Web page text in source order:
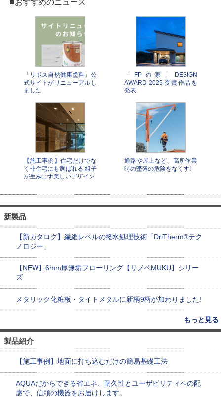
■おすすめのニュース
「リボス自然健康塗料」公
式サイトがリニューアルし
ました
「FPの家」DESIGN
AWARD 2025 受賞作品を
発表
【施工事例】住宅だけでな
く非住宅にも選ばれる 組子
が生み出す美しいデザイン
通路や屋上など、高所作業
時の墜落の危険をなくす!
新製品
【新カタログ】繊維レベルの撥水処理技術「DriTherm®テク
ノロジー」
【NEW】6mm厚無垢フローリング【リノベMUKU】シリー
ズ
メタリック化粧板・タイトメタルに新柄9柄が加わりました!
もっと見る
製品紹介
【施工事例】地面に打ち込むだけの簡易基礎工法
AQUAだからできる省エネ、耐久性とユーザビリティへの配
慮で、信頼の機器をお届けします。